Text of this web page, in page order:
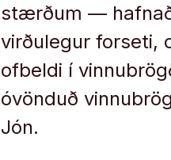
stærðum —
virðulegur forseti,
ofbeldi í
óvönduð
Jón.